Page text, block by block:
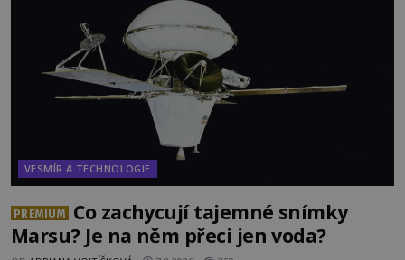
VESMÍR A TECHNOLOGIE
PREMIUM
Co zachycují tajemné snímky
Marsu? Je na něm přeci jen voda?